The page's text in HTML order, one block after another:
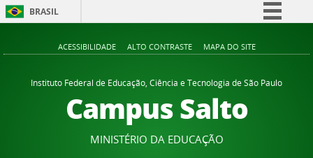
BRASIL
Comunica BR
Participe
Acesso à informação
Canais
ACESSIBILIDADE ALTO CONTRASTE MAPA DO SITE
Instituto Federal de Educação, Ciência e Tecnologia de São Paulo
Campus Salto
MINISTÉRIO DA EDUCAÇÃO